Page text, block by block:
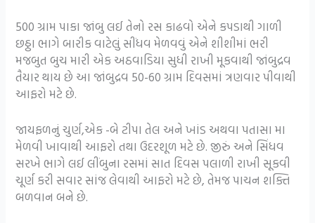
500 ગ્રામ પાકા જાંબુ લઈ તેનો રસ કાઢવો એને કપડાથી ગાળી
છઠ્ઠા ભાગે બારીક વાટેલું સીંધવ મેળવવું એને શીશીમાં ભરી
મજબુત બુચ મારી એક અઠવાડિયા સુધી રાખી મૂકવાથી જાંબુદ્રવ
તૈયાર થાય છે આ જાંબુદ્રવ 50-60 ગ્રામ દિવસમાં ત્રણવાર પીવાથી
આફરો મટે છે.
જાયફળનું ચુર્ણ,એક -બે ટીપા તેલ અને ખાંડ અથવા પતાસા મા
મેળવી ખાવાથી આફરો તથા ઉદરશૂળ મટે છે. જીરું અને સિંધવ
સરખે ભાગે લઈ લીંબુના રસમાં સાત દિવસ પલાળી રાખી સૂકવી
ચૂર્ણ કરી સવાર સાંજ લેવાથી આફરો મટે છે, તેમજ પાચન શક્તિ
બળવાન બને છે.